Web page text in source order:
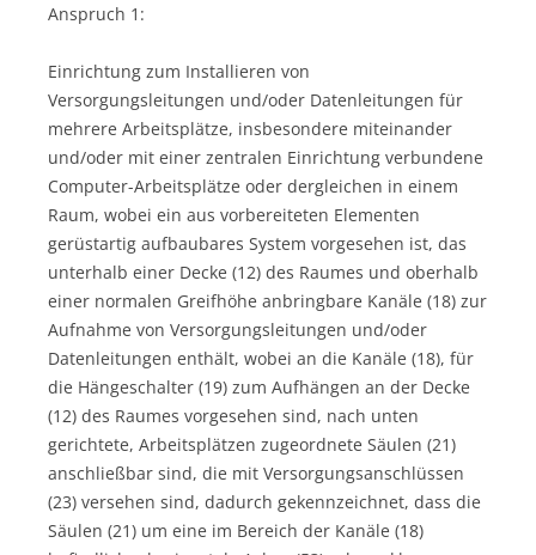
Anspruch 1:
Einrichtung zum Installieren von
Versorgungsleitungen und/oder Datenleitungen für
mehrere Arbeitsplätze, insbesondere miteinander
und/oder mit einer zentralen Einrichtung verbundene
Computer-Arbeitsplätze oder dergleichen in einem
Raum, wobei ein aus vorbereiteten Elementen
gerüstartig aufbaubares System vorgesehen ist, das
unterhalb einer Decke (12) des Raumes und oberhalb
einer normalen Greifhöhe anbringbare Kanäle (18) zur
Aufnahme von Versorgungsleitungen und/oder
Datenleitungen enthält, wobei an die Kanäle (18), für
die Hängeschalter (19) zum Aufhängen an der Decke
(12) des Raumes vorgesehen sind, nach unten
gerichtete, Arbeitsplätzen zugeordnete Säulen (21)
anschließbar sind, die mit Versorgungsanschlüssen
(23) versehen sind, dadurch gekennzeichnet, dass die
Säulen (21) um eine im Bereich der Kanäle (18)